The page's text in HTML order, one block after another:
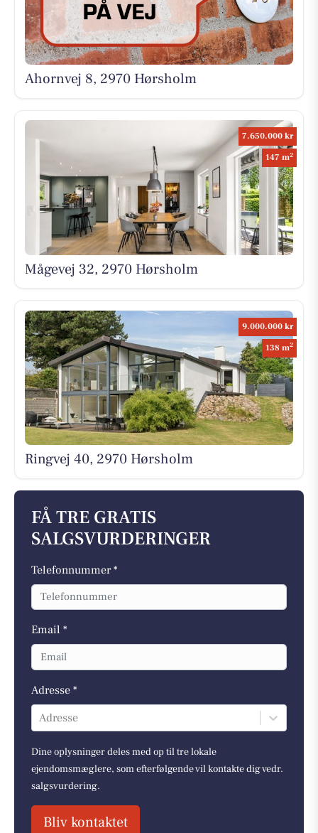
Ahornvej 8, 2970 Hørsholm
7.650.000 kr
147 m2
Mågevej 32, 2970 Hørsholm
9.000.000 kr
138 m2
Ringvej 40, 2970 Hørsholm
FÅ TRE GRATIS
SALGSVURDERINGER
Telefonnummer *
Email *
Adresse *
Adresse
Dine oplysninger deles med op til tre lokale
ejendomsmæglere, som efterfølgende vil kontakte dig vedr.
salgsvurdering.
Bliv kontaktet